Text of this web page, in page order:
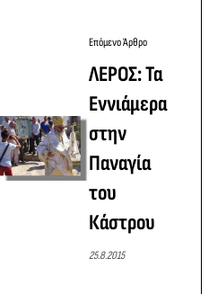
Επόμενο Άρθρο
ΛΕΡΟΣ: Τα
Εννιάμερα
στην
Παναγία
του
Κάστρου
25.8.2015